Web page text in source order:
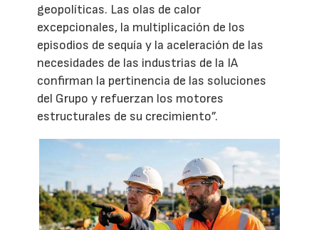
geopolíticas. Las olas de calor
excepcionales, la multiplicación de los
episodios de sequía y la aceleración de las
necesidades de las industrias de la IA
confirman la pertinencia de las soluciones
del Grupo y refuerzan los motores
estructurales de su crecimiento”.